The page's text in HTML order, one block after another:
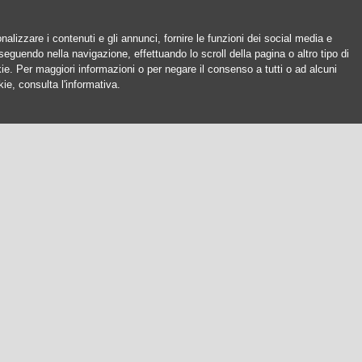
i contenuti e gli annunci, fornire le funzioni dei social media e
nella navigazione, effettuando lo scroll della pagina o altro tipo di
Per maggiori informazioni o per negare il consenso a tutti o ad alcuni
consulta l'informativa.